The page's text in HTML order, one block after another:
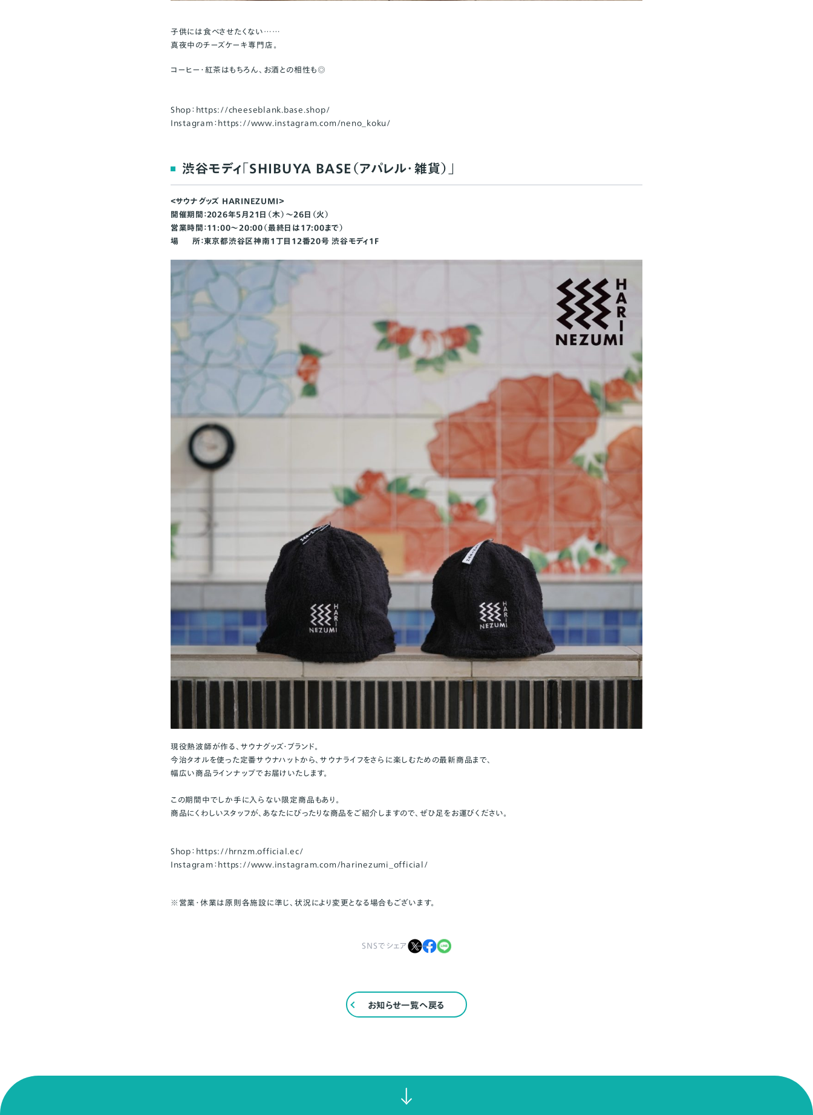
子供には食べさせたくない……
真夜中のチーズケーキ専門店。
コーヒー・紅茶はもちろん、お酒との相性も◎
Shop： https://cheeseblank.base.shop/
Instagram： https://www.instagram.com/neno_koku/
渋谷モディ「SHIBUYA BASE（アパレル・雑貨）」
＜サウナグッズ HARINEZUMI＞
開催期間：2026年5月21日（木）～26日（火）
営業時間：11:00～20:00（最終日は17:00まで）
場 所：東京都渋谷区神南1丁目12番20号 渋谷モディ1F
現役熱波師が作る、サウナグッズ・ブランド。
今治タオルを使った定番サウナハットから、サウナライフをさらに楽しむための最新商品まで、
幅広い商品ラインナップでお届けいたします。
この期間中でしか手に入らない限定商品もあり。
商品にくわしいスタッフが、あなたにぴったりな商品をご紹介しますので、ぜひ足をお運びください。
Shop： https://hrnzm.official.ec/
Instagram： https://www.instagram.com/harinezumi_official/
※営業・休業は原則各施設に準じ、状況により変更となる場合もございます。
SNSでシェア
お知らせ一覧へ戻る